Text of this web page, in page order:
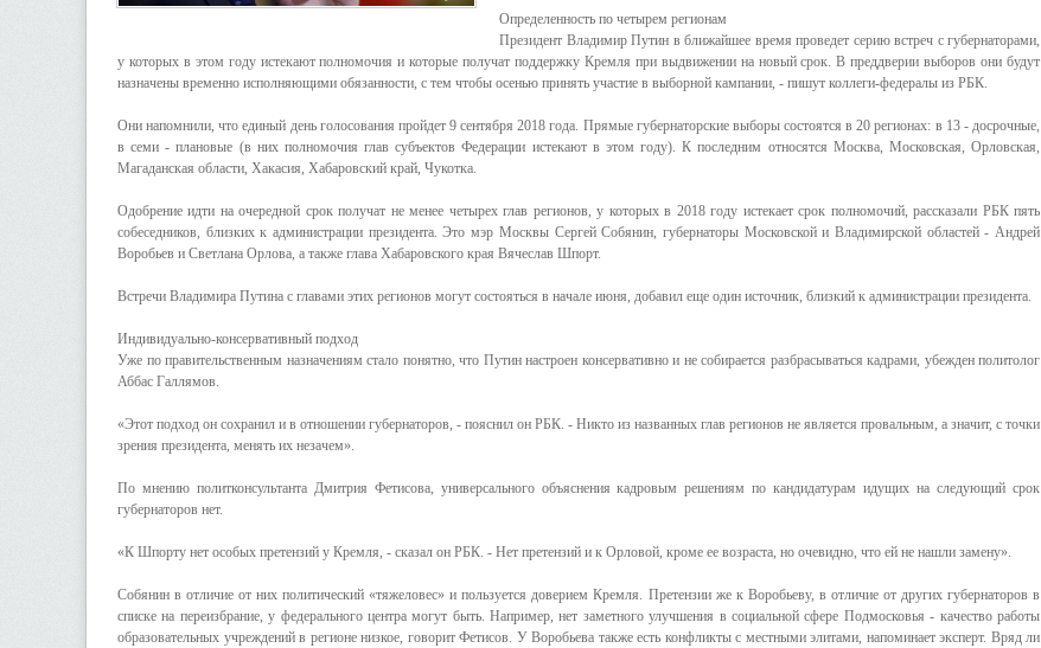
Определенность по четырем регионам
Президент Владимир Путин в ближайшее время проведет серию встреч с губернаторами,
у которых в этом году истекают полномочия и которые получат поддержку Кремля при выдвижении на новый срок. В преддверии выборов они будут
назначены временно исполняющими обязанности, с тем чтобы осенью принять участие в выборной кампании, - пишут коллеги-федералы из РБК.
Они напомнили, что единый день голосования пройдет 9 сентября 2018 года. Прямые губернаторские выборы состоятся в 20 регионах: в 13 - досрочные,
в семи - плановые (в них полномочия глав субъектов Федерации истекают в этом году). К последним относятся Москва, Московская, Орловская,
Магаданская области, Хакасия, Хабаровский край, Чукотка.
Одобрение идти на очередной срок получат не менее четырех глав регионов, у которых в 2018 году истекает срок полномочий, рассказали РБК пять
собеседников, близких к администрации президента. Это мэр Москвы Сергей Собянин, губернаторы Московской и Владимирской областей - Андрей
Воробьев и Светлана Орлова, а также глава Хабаровского края Вячеслав Шпорт.
Встречи Владимира Путина с главами этих регионов могут состояться в начале июня, добавил еще один источник, близкий к администрации президента.
Индивидуально-консервативный подход
Уже по правительственным назначениям стало понятно, что Путин настроен консервативно и не собирается разбрасываться кадрами, убежден политолог
Аббас Галлямов.
«Этот подход он сохранил и в отношении губернаторов, - пояснил он РБК. - Никто из названных глав регионов не является провальным, а значит, с точки
зрения президента, менять их незачем».
По мнению политконсультанта Дмитрия Фетисова, универсального объяснения кадровым решениям по кандидатурам идущих на следующий срок
губернаторов нет.
«К Шпорту нет особых претензий у Кремля, - сказал он РБК. - Нет претензий и к Орловой, кроме ее возраста, но очевидно, что ей не нашли замену».
Собянин в отличие от них политический «тяжеловес» и пользуется доверием Кремля. Претензии же к Воробьеву, в отличие от других губернаторов в
списке на переизбрание, у федерального центра могут быть. Например, нет заметного улучшения в социальной сфере Подмосковья - качество работы
образовательных учреждений в регионе низкое, говорит Фетисов. У Воробьева также есть конфликты с местными элитами, напоминает эксперт. Вряд ли